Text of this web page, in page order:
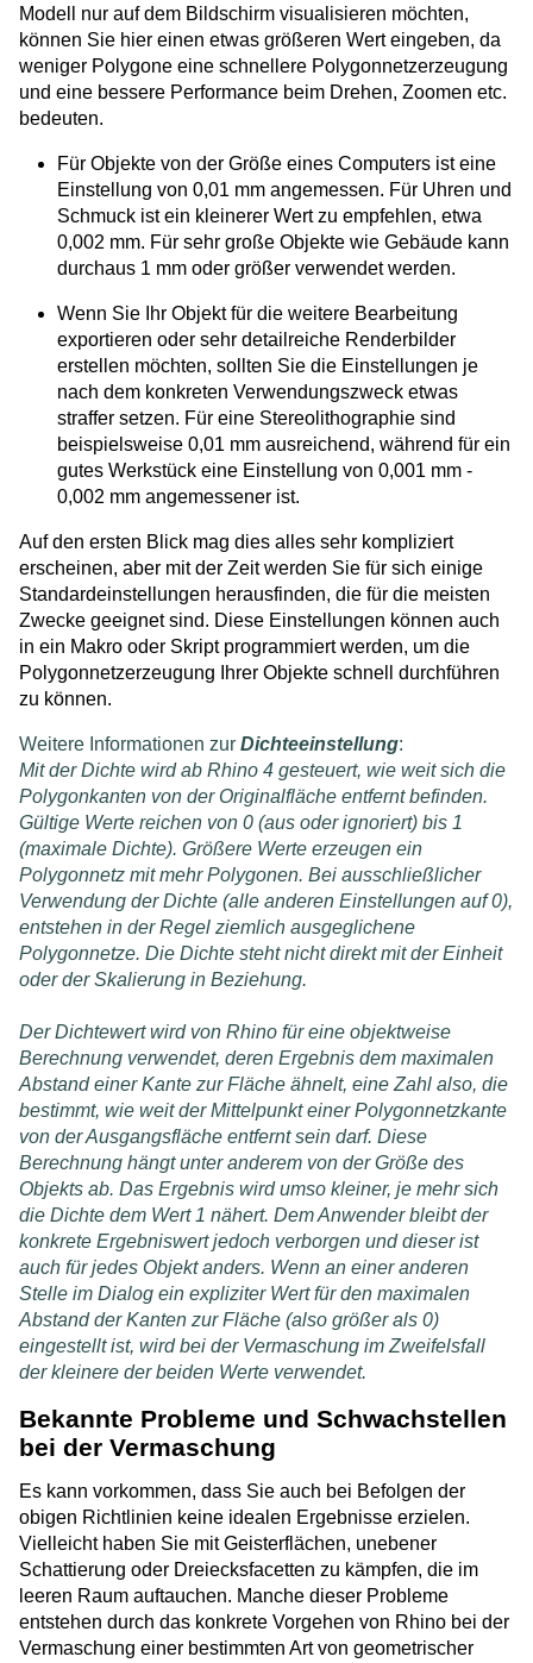
Modell nur auf dem Bildschirm visualisieren möchten,
können Sie hier einen etwas größeren Wert eingeben, da
weniger Polygone eine schnellere Polygonnetzerzeugung
und eine bessere Performance beim Drehen, Zoomen etc.
bedeuten.
Für Objekte von der Größe eines Computers ist eine
Einstellung von 0,01 mm angemessen. Für Uhren und
Schmuck ist ein kleinerer Wert zu empfehlen, etwa
0,002 mm. Für sehr große Objekte wie Gebäude kann
durchaus 1 mm oder größer verwendet werden.
Wenn Sie Ihr Objekt für die weitere Bearbeitung
exportieren oder sehr detailreiche Renderbilder
erstellen möchten, sollten Sie die Einstellungen je
nach dem konkreten Verwendungszweck etwas
straffer setzen. Für eine Stereolithographie sind
beispielsweise 0,01 mm ausreichend, während für ein
gutes Werkstück eine Einstellung von 0,001 mm -
0,002 mm angemessener ist.
Auf den ersten Blick mag dies alles sehr kompliziert
erscheinen, aber mit der Zeit werden Sie für sich einige
Standardeinstellungen herausfinden, die für die meisten
Zwecke geeignet sind. Diese Einstellungen können auch
in ein Makro oder Skript programmiert werden, um die
Polygonnetzerzeugung Ihrer Objekte schnell durchführen
zu können.
Weitere Informationen zur Dichteeinstellung:
Mit der Dichte wird ab Rhino 4 gesteuert, wie weit sich die
Polygonkanten von der Originalfläche entfernt befinden.
Gültige Werte reichen von 0 (aus oder ignoriert) bis 1
(maximale Dichte). Größere Werte erzeugen ein
Polygonnetz mit mehr Polygonen. Bei ausschließlicher
Verwendung der Dichte (alle anderen Einstellungen auf 0),
entstehen in der Regel ziemlich ausgeglichene
Polygonnetze. Die Dichte steht nicht direkt mit der Einheit
oder der Skalierung in Beziehung.
Der Dichtewert wird von Rhino für eine objektweise
Berechnung verwendet, deren Ergebnis dem maximalen
Abstand einer Kante zur Fläche ähnelt, eine Zahl also, die
bestimmt, wie weit der Mittelpunkt einer Polygonnetzkante
von der Ausgangsfläche entfernt sein darf. Diese
Berechnung hängt unter anderem von der Größe des
Objekts ab. Das Ergebnis wird umso kleiner, je mehr sich
die Dichte dem Wert 1 nähert. Dem Anwender bleibt der
konkrete Ergebniswert jedoch verborgen und dieser ist
auch für jedes Objekt anders. Wenn an einer anderen
Stelle im Dialog ein expliziter Wert für den maximalen
Abstand der Kanten zur Fläche (also größer als 0)
eingestellt ist, wird bei der Vermaschung im Zweifelsfall
der kleinere der beiden Werte verwendet.
Bekannte Probleme und Schwachstellen
bei der Vermaschung
Es kann vorkommen, dass Sie auch bei Befolgen der
obigen Richtlinien keine idealen Ergebnisse erzielen.
Vielleicht haben Sie mit Geisterflächen, unebener
Schattierung oder Dreiecksfacetten zu kämpfen, die im
leeren Raum auftauchen. Manche dieser Probleme
entstehen durch das konkrete Vorgehen von Rhino bei der
Vermaschung einer bestimmten Art von geometrischer